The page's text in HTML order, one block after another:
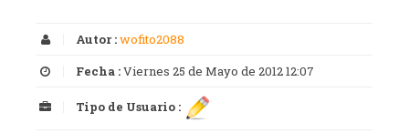
Autor :wofito2088
Fecha :Viernes 25 de Mayo de 2012 12:07
Tipo de Usuario :